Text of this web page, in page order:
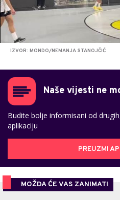
IZVOR: MONDO/NEMANJA STANOJČIĆ
Naše vijesti ne
Budite bolje informisani od
aplikaciju
PREUZMI
MOŽDA ĆE VAS ZANIMATI